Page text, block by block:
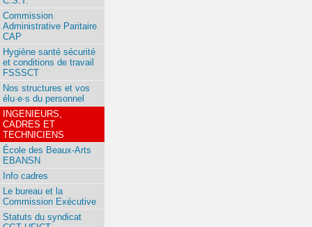
Commission
Administrative Paritaire
CAP
Hygiène santé sécurité
et conditions de travail
FSSSCT
Nos structures et vos
élu·e·s du personnel
INGENIEURS,
CADRES ET
TECHNICIENS
École des Beaux-Arts
EBANSN
Info cadres
Le bureau et la
Commission Exécutive
Statuts du syndicat